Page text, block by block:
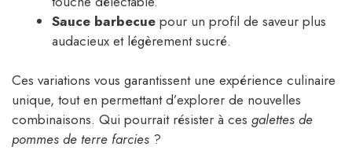
Sauce barbecue pour un profil de saveur plus
audacieux et légèrement sucré.
Ces variations vous garantissent une expérience culinaire
unique, tout en permettant d’explorer de nouvelles
combinaisons. Qui pourrait résister à ces galettes de
pommes de terre farcies ?